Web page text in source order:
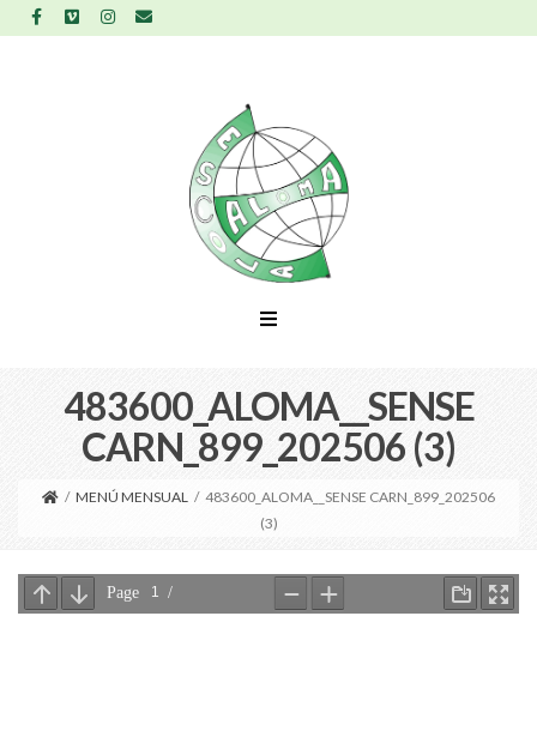
483600_ALOMA__SENSE
CARN_899_202506 (3)
/ MENÚ MENSUAL / 483600_ALOMA__SENSE CARN_899_202506
(3)